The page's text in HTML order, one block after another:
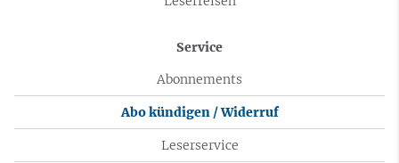
Service
Abonnements
Abo kündigen / Widerruf
Leserservice